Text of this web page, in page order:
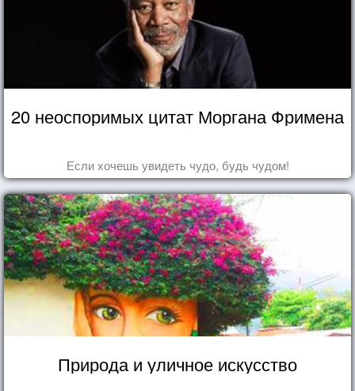
20 неоспоримых цитат Моргана Фримена
Если хочешь увидеть чудо, будь чудом!
Природа и уличное искусство